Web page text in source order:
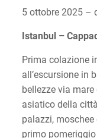
5 ottobre 2025 –
Istanbul –
Prima colazione
all’escursione in
bellezze via
asiatico della
palazzi, moschee
primo pomeriggio